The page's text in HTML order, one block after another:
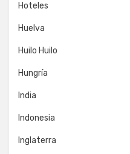
Hoteles
Huelva
Huilo Huilo
Hungría
India
Indonesia
Inglaterra